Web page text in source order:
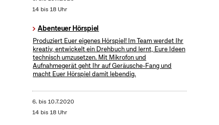
14 bis 18 Uhr
Abenteuer Hörspiel
Produziert Euer eigenes Hörspiel! Im Team werdet Ihr
kreativ, entwickelt ein Drehbuch und lernt, Eure Ideen
technisch umzusetzen. Mit Mikrofon und
Aufnahmegerät geht Ihr auf Geräusche-Fang und
macht Euer Hörspiel damit lebendig.
6. bis10.7.2020
14 bis 18 Uhr